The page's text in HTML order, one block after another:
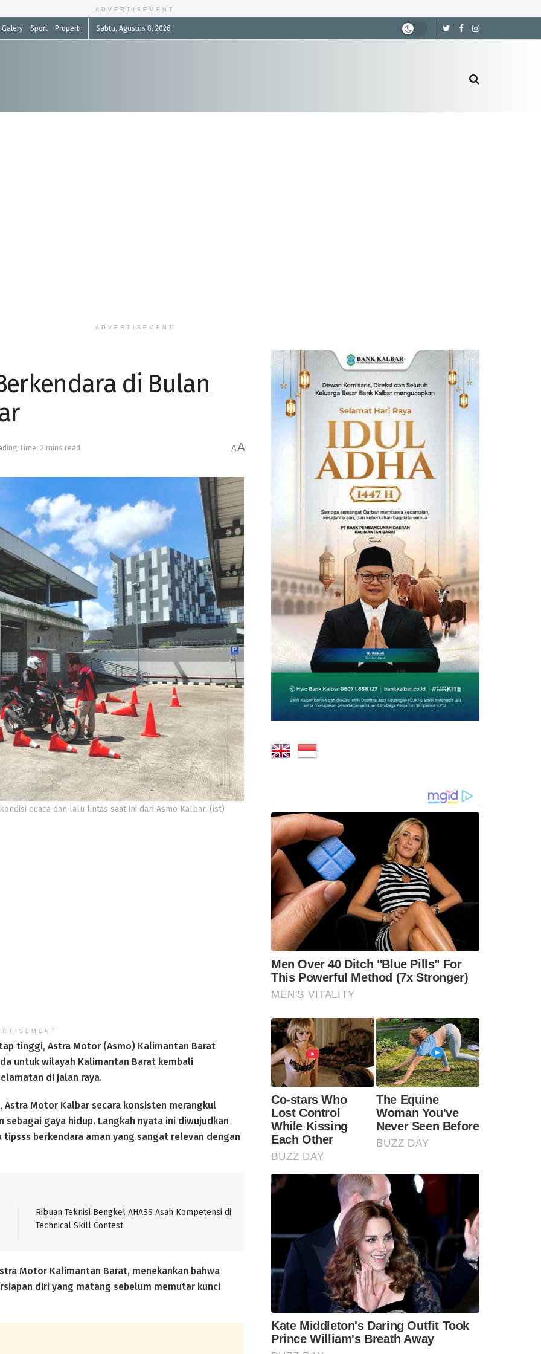
ADVERTISEMENT
Galery Sport Properti Sabtu, Agustus 8, 2026
ADVERTISEMENT
di Bulan
Time: 2 mins read AA
cuaca dan lalu lintas saat ini dari Asmo Kalbar. (ist)
tinggi, Astra Motor (Asmo) Kalimantan Barat
untuk wilayah Kalimantan Barat kembali
di jalan raya.
Motor Kalbar secara konsisten merangkul
gaya hidup. Langkah nyata ini diwujudkan
berkendara aman yang sangat relevan dengan
Ribuan Teknisi Bengkel AHASS Asah Kompetensi di
Technical Skill Contest
Motor Kalimantan Barat, menekankan bahwa
diri yang matang sebelum memutar kunci